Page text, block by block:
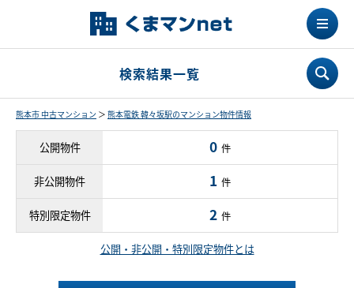
検索結果一覧
熊本市 中古マンション ＞ 熊本電鉄 韓々坂駅のマンション物件情報
公開物件 0 件
非公開物件 1 件
特別限定物件 2 件
公開・非公開・特別限定物件とは